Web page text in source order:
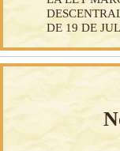
DE 19 DE